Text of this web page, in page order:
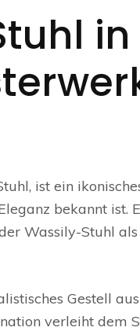
in
ist ein
bekannt
Wassily-Stuhl
Gestell
verleiht dem